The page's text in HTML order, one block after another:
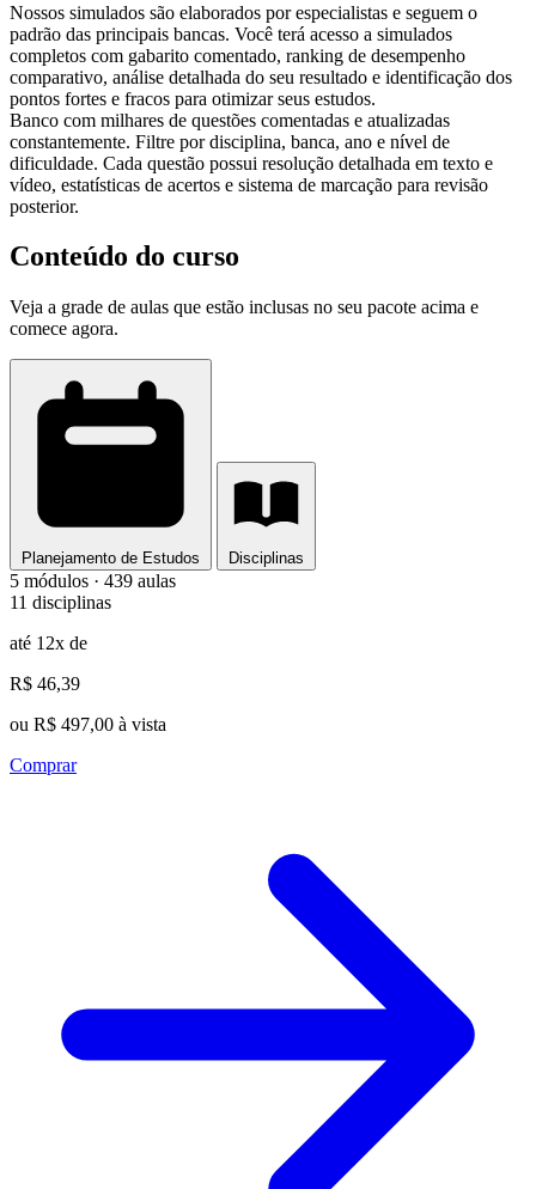
Nossos simulados são elaborados por especialistas e seguem o
padrão das principais bancas. Você terá acesso a simulados
completos com gabarito comentado, ranking de desempenho
comparativo, análise detalhada do seu resultado e identificação dos
pontos fortes e fracos para otimizar seus estudos.
Banco com milhares de questões comentadas e atualizadas
constantemente. Filtre por disciplina, banca, ano e nível de
dificuldade. Cada questão possui resolução detalhada em texto e
vídeo, estatísticas de acertos e sistema de marcação para revisão
posterior.
Conteúdo do curso
Veja a grade de aulas que estão inclusas no seu pacote acima e
comece agora.
Planejamento de Estudos Disciplinas
5 módulos · 439 aulas
11 disciplinas
até 12x de
R$ 46,39
ou R$ 497,00 à vista
Comprar